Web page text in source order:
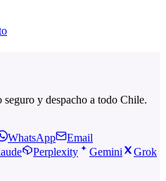
y despacho a todo Chile.
WhatsApp
Email
Perplexity Gemini Grok